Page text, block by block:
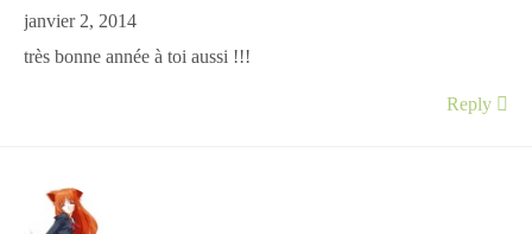
janvier 2, 2014
très bonne année à toi aussi !!!
Reply